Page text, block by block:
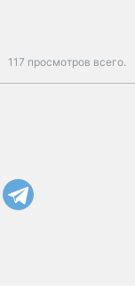
117 просмотров всего.